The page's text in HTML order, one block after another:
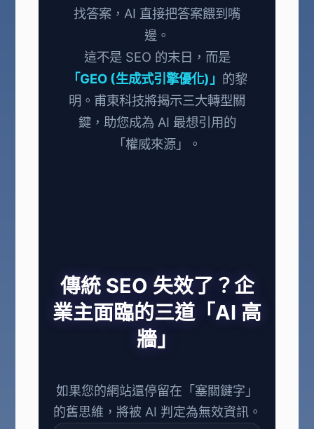
找答案，AI 直接把答案餵到嘴
邊。
這不是 SEO 的末日，而是
「GEO (生成式引擎優化)」 的黎
明。甫東科技將揭示三大轉型關
鍵，助您成為 AI 最想引用的
「權威來源」。
傳統 SEO 失效了？企
業主面臨的三道「AI 高
牆」
如果您的網站還停留在「塞關鍵字」
的舊思維，將被 AI 判定為無效資訊。